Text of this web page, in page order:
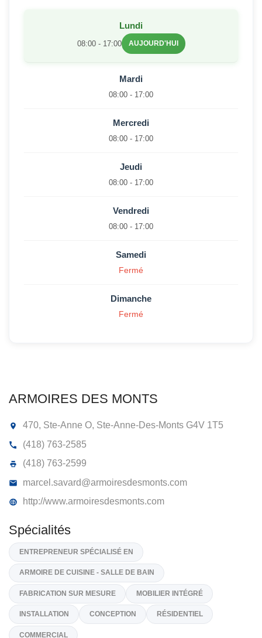
ARMOIRES DES MONTS
(418) 763-2585
(418) 763-2599
marcel.savard@armoiresdesmonts.com
http://www.armoiresdesmonts.com
Spécialités
Lundi
08:00 - 17:00 AUJOURD'HUI
Mardi
08:00 - 17:00
Mercredi
08:00 - 17:00
Jeudi
08:00 - 17:00
Vendredi
08:00 - 17:00
Samedi
Fermé
Dimanche
Fermé